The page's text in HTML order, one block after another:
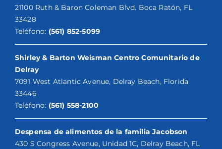
21100 Ruth & Baron Coleman Blvd. Boca Ratón, FL
33428
Teléfono: (561) 852-5099
Shirley & Barton Weisman Centro Comunitario de
Delray
7091 West Atlantic Avenue, Delray Beach, Florida
33446
Teléfono: (561) 558-2100
Despensa de alimentos de la familia Jacobson
430 S Congress Avenue, Unidad 1C, Delray Beach, FL